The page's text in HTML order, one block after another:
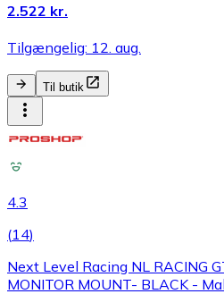
2.522 kr.
Tilgængelig: 12. aug.
Til butik
4.3
(14)
Next Level Racing NL RACING
MONITOR MOUNT- BLACK -